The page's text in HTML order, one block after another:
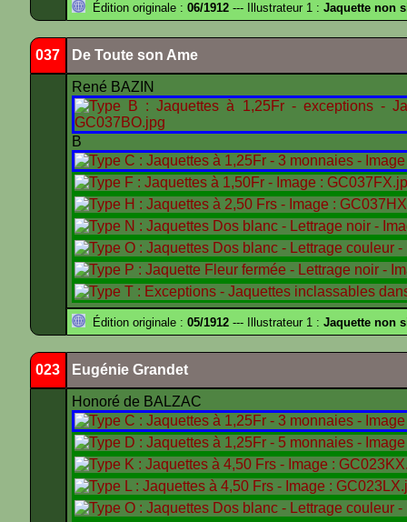
Édition originale : 06/1912 --- Illustrateur 1 : Jaquette non
037 De Toute son Ame
René BAZIN
B
Édition originale : 05/1912 --- Illustrateur 1 : Jaquette non
023 Eugénie Grandet
Honoré de BALZAC